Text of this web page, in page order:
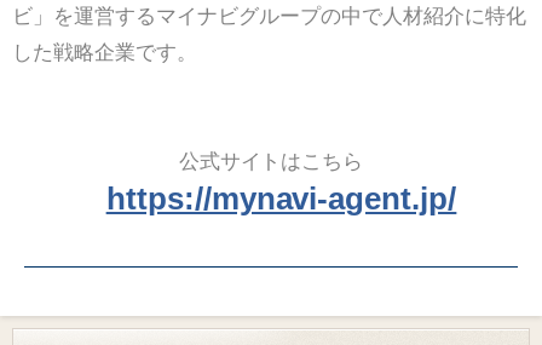
ビ」を運営するマイナビグループの中で人材紹介に特化
した戦略企業です。
公式サイトはこちら
https://mynavi-agent.jp/